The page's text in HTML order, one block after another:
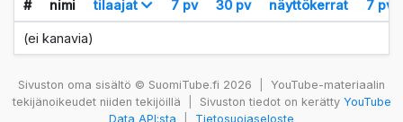
# nimi tilaajat 7 pv 30 pv näyttökerrat 7 pv
(ei kanavia)
Sivuston oma sisältö © SuomiTube.fi 2026
YouTube-materiaalin
tekijänoikeudet niiden tekijöillä
Sivuston tiedot on kerätty YouTube
Data API:sta
Tietosuojaseloste